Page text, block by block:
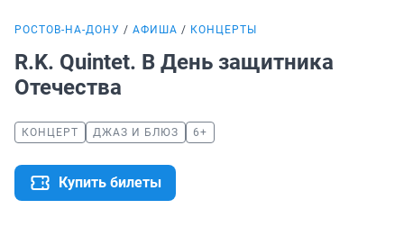
РОСТОВ-НА-ДОНУ АФИША КОНЦЕРТЫ
R.K. Quintet. В День защитника
Отечества
КОНЦЕРТ ДЖАЗ И БЛЮЗ 6+
Купить билеты